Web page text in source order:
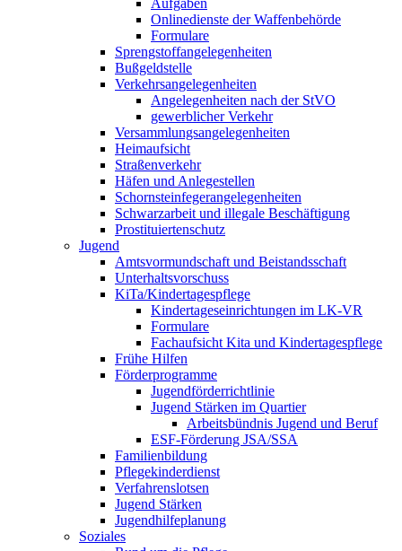
Aufgaben
Onlinedienste der Waffenbehörde
Formulare
Sprengstoff­angelegenheiten
Bußgeldstelle
Verkehrsangelegenheiten
Angelegenheiten nach der StVO
gewerblicher Verkehr
Versammlungs­angelegenheiten
Heimaufsicht
Straßenverkehr
Häfen und Anlegestellen
Schornsteinfeger­angelegenheiten
Schwarzarbeit und illegale Beschäftigung
Prostituiertenschutz
Jugend
Amtsvormundschaft und Beistandsschaft
Unterhaltsvorschuss
KiTa/Kindertagespflege
Kindertages­einrichtungen im LK-VR
Formulare
Fachaufsicht Kita und Kindertagespflege
Frühe Hilfen
Förderprogramme
Jugendförderrichtlinie
Jugend Stärken im Quartier
Arbeitsbündnis Jugend und Beruf
ESF-Förderung JSA/SSA
Familienbildung
Pflegekinderdienst
Verfahrenslotsen
Jugend Stärken
Jugendhilfeplanung
Soziales